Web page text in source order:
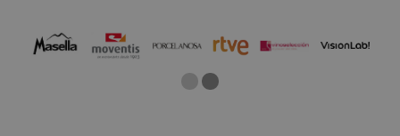
OneTwo
Current Slide